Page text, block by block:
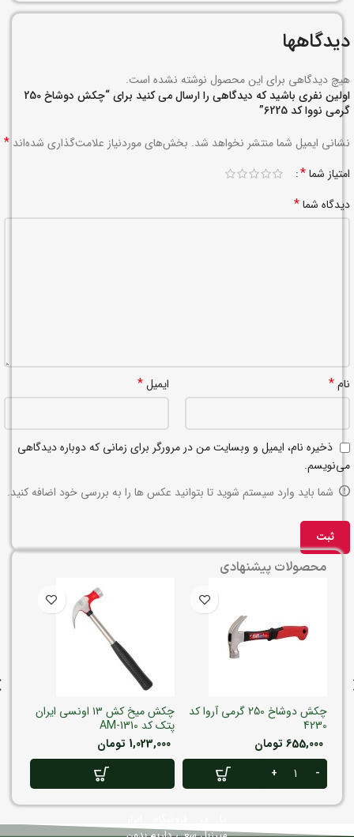
دیدگاهها
هیچ دیدگاهی برای این محصول نوشته نشده است.
اولین نفری باشید که دیدگاهی را ارسال می کنید برای “چکش دوشاخ 250
گرمی نووا کد 6225”
نشانی ایمیل شما منتشر نخواهد شد. بخش‌های موردنیاز علامت‌گذاری شده‌اند *
امتیاز شما*
دیدگاه شما*
نام* ایمیل*
ذخیره نام، ایمیل و وبسایت من در مرورگر برای زمانی که دوباره دیدگاهی
می‌نویسم.
شما باید وارد سیستم شوید تا بتوانید عکس ها را به بررسی خود اضافه کنید.
محصولات پیشنهادی
چکش دوشاخ 250 گرمی آروا کد
4230
655,000 تومان
چکش میخ کش ۱۳ اونسی ایران
پتک کد AM-1310
1,023,000 تومان